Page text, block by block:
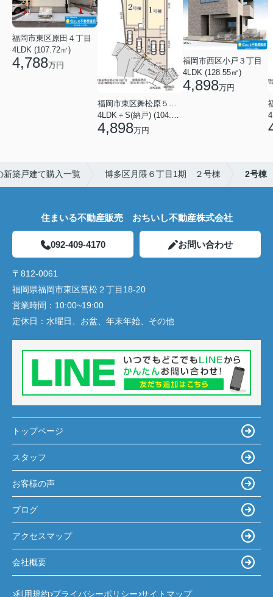
福岡市東区原田４丁目
4LDK (107.72㎡)
4,788万円
福岡市東区舞松原５丁目
4LDK＋S(納戸) (104.08㎡)
4,898万円
福岡市西区小戸３丁目
4LDK (128.55㎡)
4,898万円
新築戸建て購入一覧 博多区月隈６丁目1期 ２号棟 2号棟
住まいる不動産販売 おちいし不動産株式会社
092-409-4170 お問い合わせ
〒812-0061
福岡県福岡市東区筥松２丁目18-20
営業時間： 10:00~19:00
定休日： 水曜日、お盆、年末年始、その他
トップページ
スタッフ
お客様の声
ブログ
アクセスマップ
会社概要
利用規約 プライバシーポリシー サイトマップ